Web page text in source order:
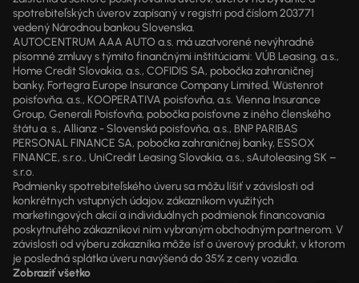
spotrebiteľských úverov zapísaný v registri pod číslom 203771
vedený Národnou bankou Slovenska.
AUTOCENTRUM AAA AUTO a.s. má uzatvorené nevýhradné
písomné zmluvy s týmito finančnými inštitúciami: VÚB Leasing, a.s.,
Home Credit Slovakia, a.s., COFIDIS SA, pobočka zahraničnej
banky, Fortegra Europe Insurance Company Limited, Wüstenrot
poisťovňa, a.s., KOOPERATIVA poisťovňa, a.s. Vienna Insurance
Group, Generali Poisťovňa, pobočka poisťovne z iného členského
štátu a. s., Allianz - Slovenská poisťovňa, a.s., BNP PARIBAS
PERSONAL FINANCE SA, pobočka zahraničnej banky, ESSOX
FINANCE, s.r.o., UniCredit Leasing Slovakia, a.s., sAutoleasing SK –
s.r.o.
Podmienky spotrebiteľského úveru sa môžu líšiť v závislosti od
konkrétnych vstupných údajov, zákazníkom využitých
marketingových akcií a individuálnych podmienok financovania
poskytnutého zákazníkovi ním vybraným obchodným partnerom. V
závislosti od výberu zákazníka môže ísť o úverový produkt, v ktorom
je posledná splátka úveru navýšená do 35% z ceny vozidla.
Zobraziť všetko